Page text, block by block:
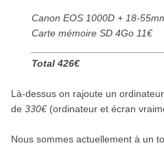
Canon EOS 1000D + 18-
Carte mémoire SD 4Go 11€
Total 426€
Là-dessus on rajoute un
de 330€(ordinateur et écran
Nous sommes actuellement à un